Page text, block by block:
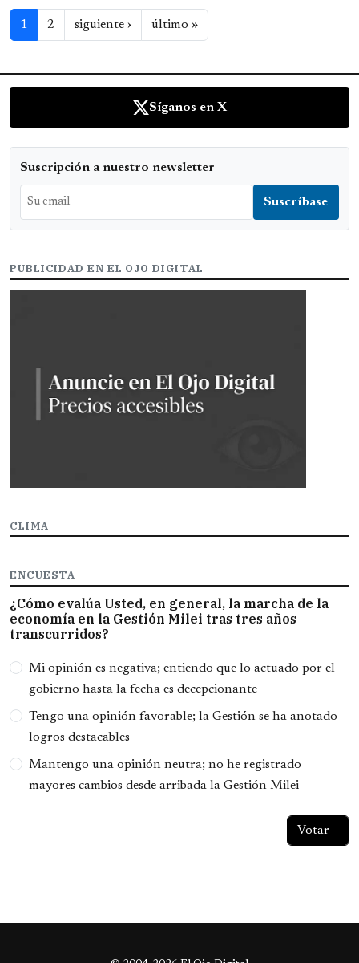
Paginación
1 2 siguiente ›Siguiente página
último »Última página
Síganos en X
Suscripción a nuestro newsletter
PUBLICIDAD EN EL OJO DIGITAL
CLIMA
ENCUESTA
¿Cómo evalúa Usted, en general, la marcha de la
economía en la Gestión Milei tras tres años
transcurridos?
Opciones
Mi opinión es negativa; entiendo que lo actuado por el
gobierno hasta la fecha es decepcionante
Tengo una opinión favorable; la Gestión se ha anotado
logros destacables
Mantengo una opinión neutra; no he registrado
mayores cambios desde arribada la Gestión Milei